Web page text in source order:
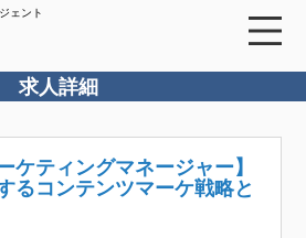
ェント
求人詳細
ケティングマネージャー】
るコンテンツマーケ戦略と